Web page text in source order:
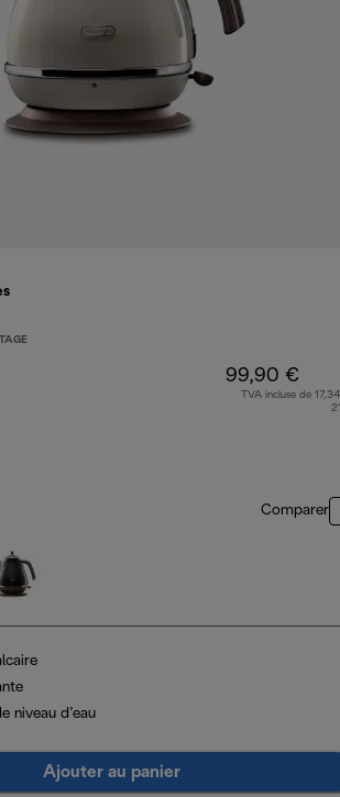
99,90 €
TVA incluse de
Comparer
niveau d’eau
Ajouter au panier